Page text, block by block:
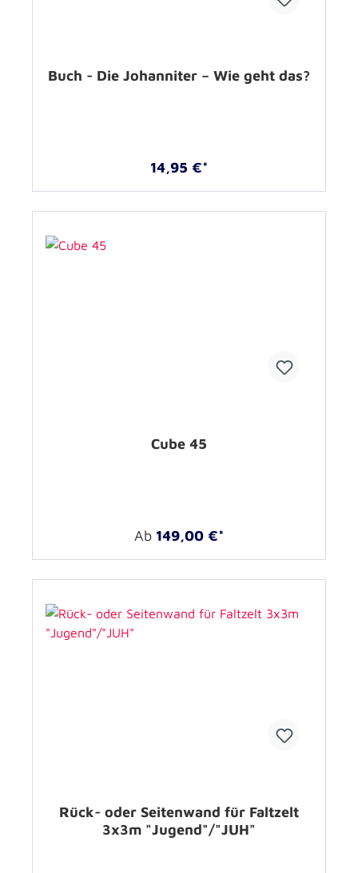
Buch - Die Johanniter – Wie geht das?
14,95 €*
Cube 45
Ab 149,00 €*
Rück- oder Seitenwand für Faltzelt
3x3m "Jugend"/"JUH"